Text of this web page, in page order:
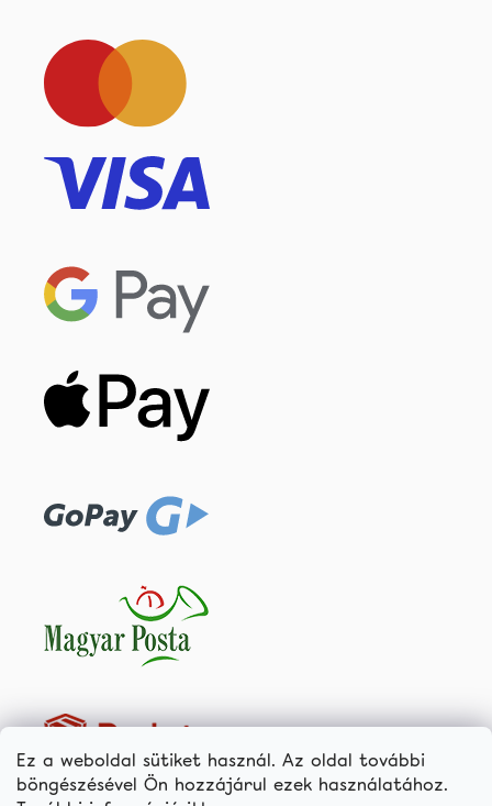
Ez a weboldal sütiket használ. Az oldal további
böngészésével Ön hozzájárul ezek használatához.